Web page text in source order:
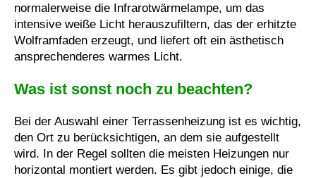
normalerweise die Infrarotwärmelampe, um das
intensive weiße Licht herauszufiltern, das der erhitzte
Wolframfaden erzeugt, und liefert oft ein ästhetisch
ansprechenderes warmes Licht.
Was ist sonst noch zu beachten?
Bei der Auswahl einer Terrassenheizung ist es wichtig,
den Ort zu berücksichtigen, an dem sie aufgestellt
wird. In der Regel sollten die meisten Heizungen nur
horizontal montiert werden. Es gibt jedoch einige, die